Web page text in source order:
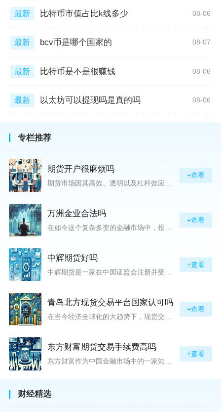
最新 比特币市值占比k线多少 08-06
最新 bcv币是哪个国家的 08-07
最新 比特币是不是很赚钱 08-06
最新 以太坊可以提现吗是真的吗 08-06
专栏推荐
期货开户很麻烦吗
+查看
万洲金业合法吗
+查看
中辉期货好吗
+查看
青岛北方现货交易平台国家认可吗
+查看
东方财富期货交易手续费高吗
东方财富作为中国金融市场中的一家知名综合金融服务公司，向广大投资者提供了包括期货交易在内的多项服务。而对于广大期货市场的投资者来说，交易成本无疑是他们在选择期货交易服务商时考虑的重要因素之一。在这期货交易手续费是影响交易成本的主要组成部分。很多投资者都十分关注“东方财富期货交易手续费高吗？”这一问题。本文将从多个角度对东方财富期货交易手续费进行分析，帮助投资者对此有一个全面的了解。在深入讨论之前，我们需要明确一个事实：期货交易手续费是指投资者在进行期货合约买卖时，需要支付给期
+查看
财经精选